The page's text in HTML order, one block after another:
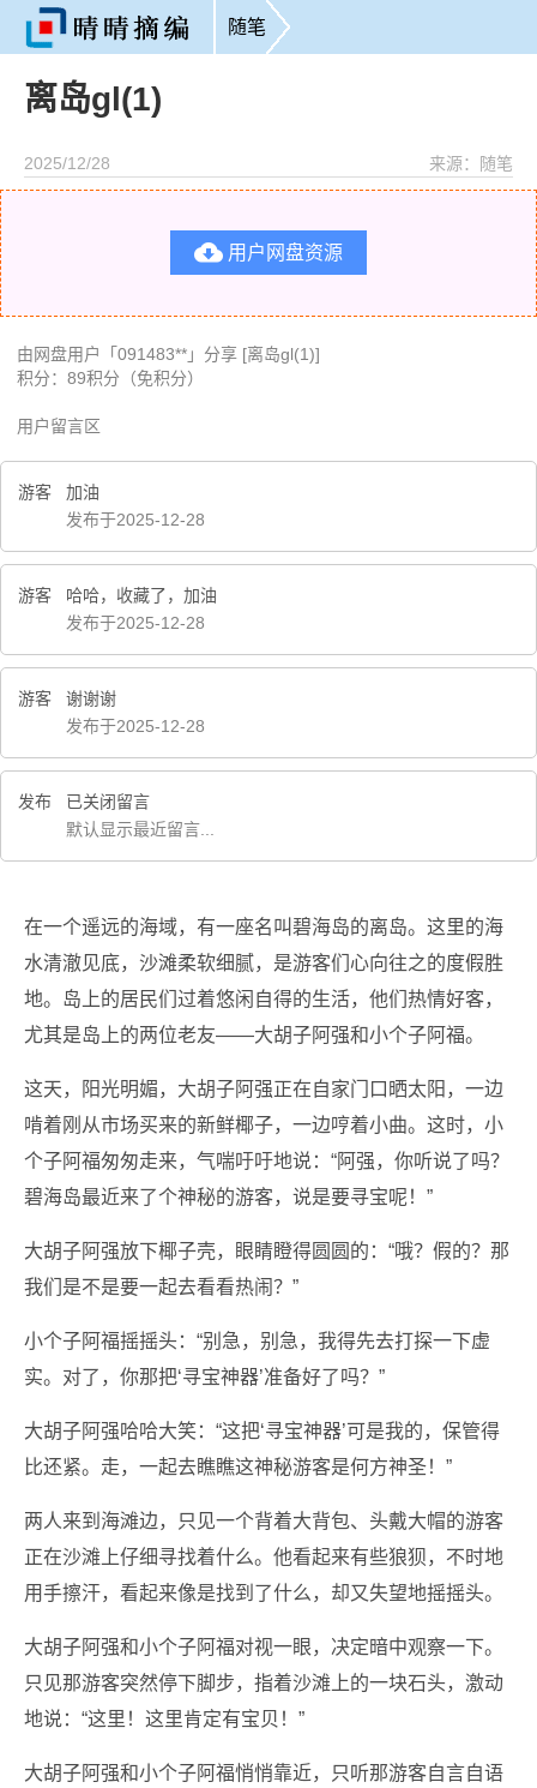
随笔
离岛gl(1)
2025/12/28 来源：随笔
 用户网盘资源
由网盘用户「091483**」分享 [离岛gl(1)]
积分：89积分（免积分）
用户留言区
游客
加油
发布于2025-12-28
游客
哈哈，收藏了，加油
发布于2025-12-28
游客
谢谢谢
发布于2025-12-28
发布
已关闭留言
默认显示最近留言...
在一个遥远的海域，有一座名叫碧海岛的离岛。这里的海
水清澈见底，沙滩柔软细腻，是游客们心向往之的度假胜
地。岛上的居民们过着悠闲自得的生活，他们热情好客，
尤其是岛上的两位老友——大胡子阿强和小个子阿福。
这天，阳光明媚，大胡子阿强正在自家门口晒太阳，一边
啃着刚从市场买来的新鲜椰子，一边哼着小曲。这时，小
个子阿福匆匆走来，气喘吁吁地说：“阿强，你听说了吗？
碧海岛最近来了个神秘的游客，说是要寻宝呢！”
大胡子阿强放下椰子壳，眼睛瞪得圆圆的：“哦？假的？那
我们是不是要一起去看看热闹？”
小个子阿福摇摇头：“别急，别急，我得先去打探一下虚
实。对了，你那把‘寻宝神器’准备好了吗？”
大胡子阿强哈哈大笑：“这把‘寻宝神器’可是我的，保管得
比还紧。走，一起去瞧瞧这神秘游客是何方神圣！”
两人来到海滩边，只见一个背着大背包、头戴大帽的游客
正在沙滩上仔细寻找着什么。他看起来有些狼狈，不时地
用手擦汗，看起来像是找到了什么，却又失望地摇摇头。
大胡子阿强和小个子阿福对视一眼，决定暗中观察一下。
只见那游客突然停下脚步，指着沙滩上的一块石头，激动
地说：“这里！这里肯定有宝贝！”
大胡子阿强和小个子阿福悄悄靠近，只听那游客自言自语